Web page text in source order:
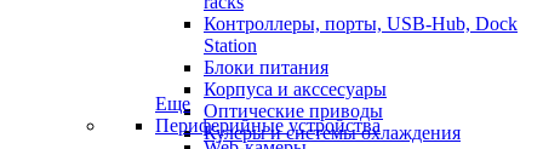
Контроллеры, порты, USB-Hub, Dock
Station
Блоки питания
Корпуса и акссесуары
Оптические приводы
Кулеры и системы охлаждения
Еще
Периферийные устройства